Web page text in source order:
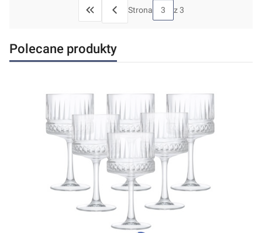
WRÓĆ DO PIERWSZEJ STRONY Z PRODUKTAMI
Strona z 3
Polecane produkty